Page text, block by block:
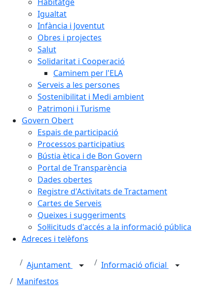
Igualtat
Infància i Joventut
Obres i projectes
Salut
Solidaritat i Cooperació
Caminem per l'ELA
Serveis a les persones
Sostenibilitat i Medi ambient
Patrimoni i Turisme
Govern Obert
Espais de participació
Processos participatius
Bústia ètica i de Bon Govern
Portal de Transparència
Dades obertes
Registre d'Activitats de Tractament
Cartes de Serveis
Queixes i suggeriments
Sol·licituds d'accés a la informació pública
Adreces i telèfons
Ajuntament
Informació oficial
Manifestos